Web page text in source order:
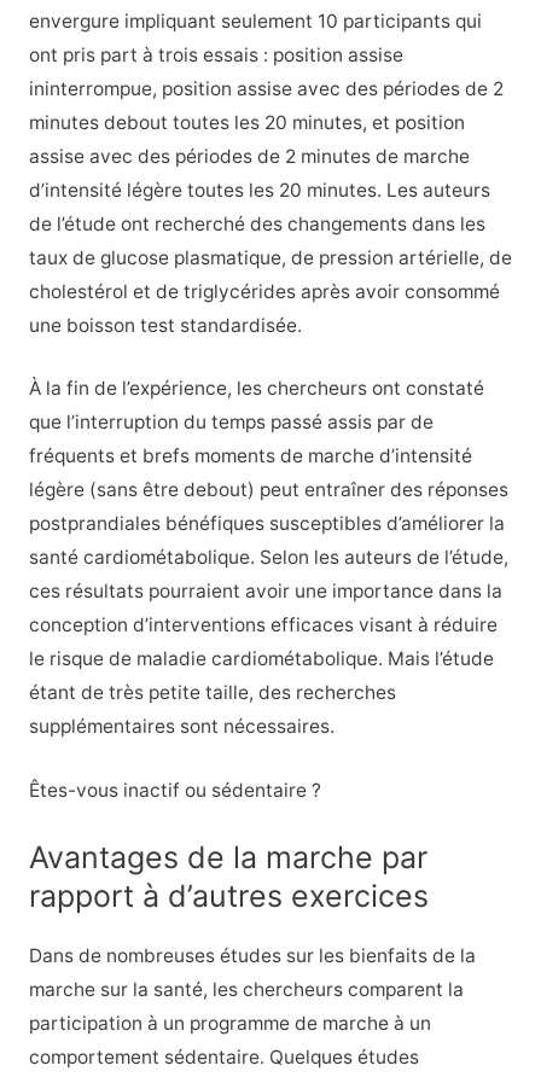
envergure impliquant seulement 10 participants qui
ont pris part à trois essais : position assise
ininterrompue, position assise avec des périodes de 2
minutes debout toutes les 20 minutes, et position
assise avec des périodes de 2 minutes de marche
d’intensité légère toutes les 20 minutes. Les auteurs
de l’étude ont recherché des changements dans les
taux de glucose plasmatique, de pression artérielle, de
cholestérol et de triglycérides après avoir consommé
une boisson test standardisée.
À la fin de l’expérience, les chercheurs ont constaté
que l’interruption du temps passé assis par de
fréquents et brefs moments de marche d’intensité
légère (sans être debout) peut entraîner des réponses
postprandiales bénéfiques susceptibles d’améliorer la
santé cardiométabolique. Selon les auteurs de l’étude,
ces résultats pourraient avoir une importance dans la
conception d’interventions efficaces visant à réduire
le risque de maladie cardiométabolique. Mais l’étude
étant de très petite taille, des recherches
supplémentaires sont nécessaires.
Êtes-vous inactif ou sédentaire ?
Avantages de la marche par
rapport à d’autres exercices
Dans de nombreuses études sur les bienfaits de la
marche sur la santé, les chercheurs comparent la
participation à un programme de marche à un
comportement sédentaire. Quelques études